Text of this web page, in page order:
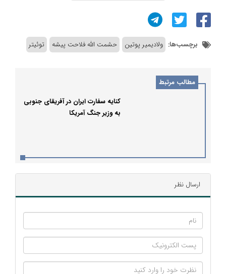
برچسب‌ها: ولادیمیر پوتین حشمت الله فلاحت پیشه توئیتر
مطالب مرتبط
کنایه سفارت ایران در آفریقای جنوبی
به وزیر جنگ آمریکا
ارسال نظر